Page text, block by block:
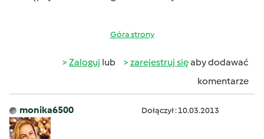
Góra strony
Zaloguj lub zarejestruj sięaby dodawać
komentarze
monika6500 Dołączył : 10.03.2013